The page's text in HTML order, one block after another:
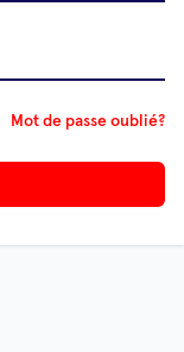
Mot de passe oublié?